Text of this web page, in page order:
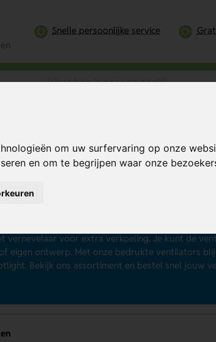
om uw surfervaring op onze
en om te begrijpen waar onze
Snelle persoonlijke service
bedrukken met
op warme dagen ook te puffen achter je bureau
vernevelaar voor extra verkoeling. Je kunt de
eigen ontwerp. Met onze bedrukte ventilators
Bekijk ons assortiment en bestel snel jouw